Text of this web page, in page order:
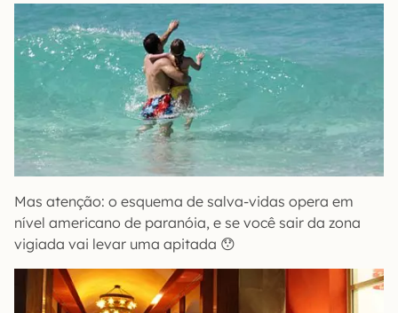
Mas atenção: o esquema de salva-vidas opera em
nível americano de paranóia, e se você sair da zona
vigiada vai levar uma apitada 😯